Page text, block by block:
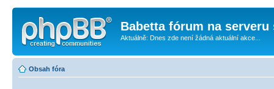
Babetta fórum na serveru
Aktuálně: Dnes zde není žádná aktuální akce...
Obsah fóra